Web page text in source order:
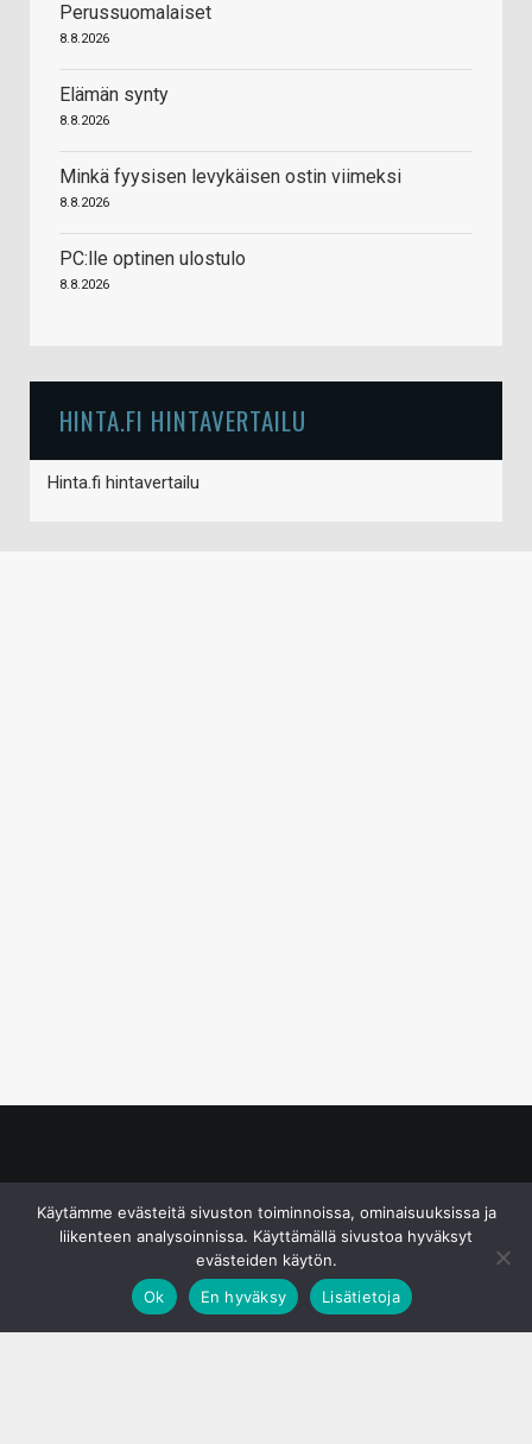
Perussuomalaiset
8.8.2026
Elämän synty
8.8.2026
Minkä fyysisen levykäisen ostin viimeksi
8.8.2026
PC:lle optinen ulostulo
8.8.2026
HINTA.FI HINTAVERTAILU
Hinta.fi hintavertailu
Käytämme evästeitä sivuston toiminnoissa, ominaisuuksissa ja
liikenteen analysoinnissa. Käyttämällä sivustoa hyväksyt
evästeiden käytön.
Ok
En hyväksy Lisätietoja